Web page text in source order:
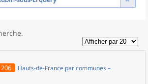
.
Hauts-de-France par communes –